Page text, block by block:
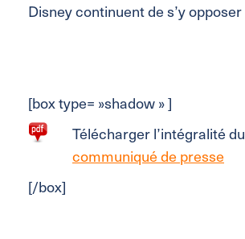
Disney continuent de s’y opposer
[box type= »shadow » ]
Télécharger l’intégralité du
communiqué de presse
[/box]